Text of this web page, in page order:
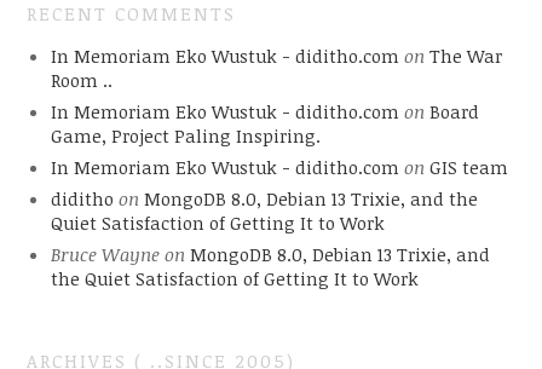
RECENT COMMENTS
In Memoriam Eko Wustuk - diditho.com on The War
Room ..
In Memoriam Eko Wustuk - diditho.com on Board
Game, Project Paling Inspiring.
In Memoriam Eko Wustuk - diditho.com on GIS team
diditho on MongoDB 8.0, Debian 13 Trixie, and the
Quiet Satisfaction of Getting It to Work
Bruce Wayneon MongoDB 8.0, Debian 13 Trixie, and
the Quiet Satisfaction of Getting It to Work
ARCHIVES ( ..SINCE 2005)